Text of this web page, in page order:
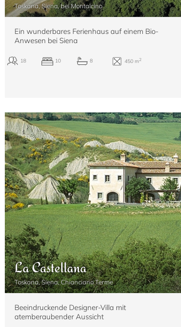
26+4 13 12 1100 m2
Toskana, Siena, bei Montalcino
Ein wunderbares Ferienhaus auf einem Bio-
Anwesen bei Siena
La Castellana
Toskana, Siena, Chianciano Terme
Beeindruckende Designer-Villa mit
atemberaubender Aussicht